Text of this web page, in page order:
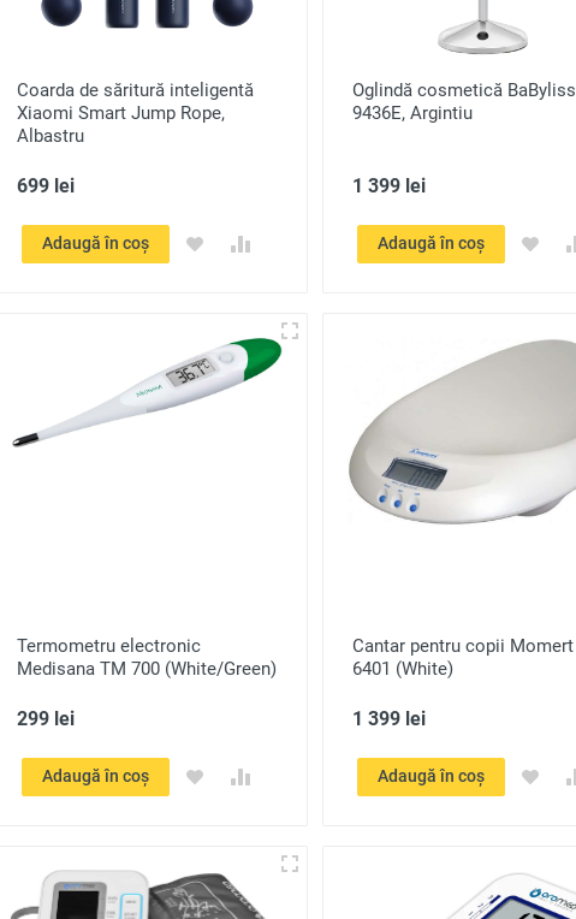
Coarda de săritură inteligentă
Xiaomi Smart Jump Rope,
Albastru
699 lei
Adaugă în coș
Oglindă cosmetică BaByliss
9436E, Argintiu
1 399 lei
Adaugă în coș
Termometru electronic
Medisana TM 700 (White/Green)
299 lei
Adaugă în coș
Cantar pentru copii Momert
6401 (White)
1 399 lei
Adaugă în coș